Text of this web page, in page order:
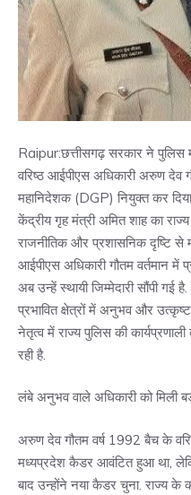
Raipur:छत्तीसगढ़ सरकार ने
वरिष्ठ आईपीएस अधिकारी अरुण देव
महानिदेशक (DGP) नियुक्त कर
केंद्रीय गृह मंत्री अमित शाह का
राजनीतिक और प्रशासनिक दृष्टि से
आईपीएस अधिकारी गौतम वर्तमान में
अब उन्हें स्थायी जिम्मेदारी सौंपी गई
प्रभावित क्षेत्रों में अनुभव और
नेतृत्व में राज्य पुलिस की
रही है.
लंबे अनुभव वाले अधिकारी को मिली
अरुण देव गौतम वर्ष 1992 बैच के
मध्यप्रदेश कैडर आवंटित हुआ था,
बाद उन्होंने नया कैडर चुना. राज्य के